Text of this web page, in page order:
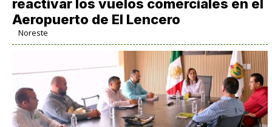
reactivar los vuelos comerciales en el
Aeropuerto de El Lencero
Noreste